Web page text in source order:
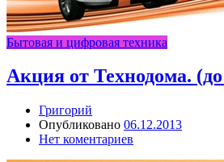
Бытовая и цифровая техника
Акция от Технодома. (до
Григорий
Опубликовано 06.12.2013
Нет коментариев